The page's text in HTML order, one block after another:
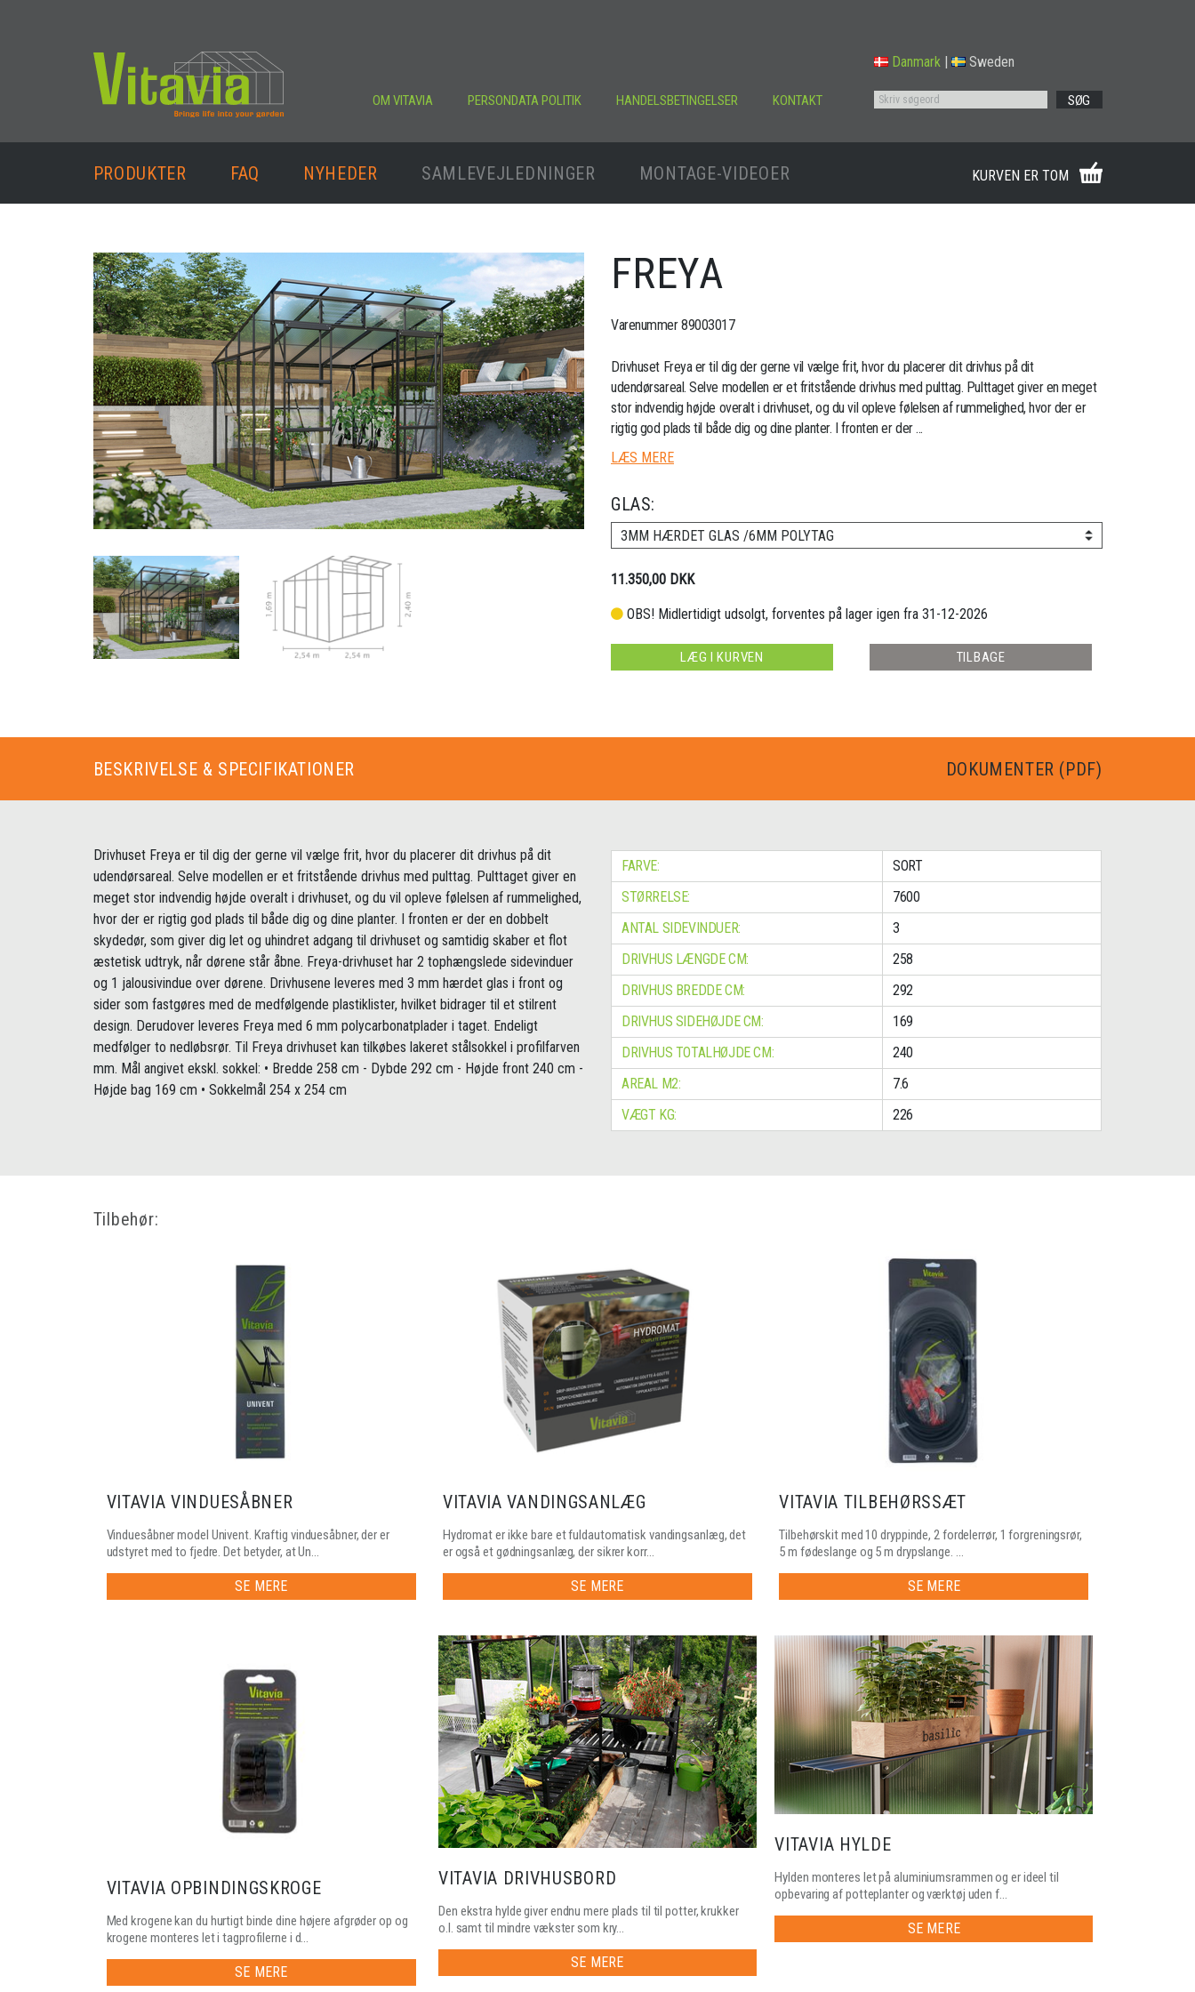
OM VITAVIA PERSONDATA POLITIK HANDELSBETINGELSER KONTAKT
Danmark | Sweden
SØG
PRODUKTER FAQ NYHEDER SAMLEVEJLEDNINGER MONTAGE-VIDEOER KURVEN ER TOM
FREYA
Varenummer 89003017
Drivhuset Freya er til dig der gerne vil vælge frit, hvor du placerer dit drivhus på dit
udendørsareal. Selve modellen er et fritstående drivhus med pulttag. Pulttaget giver en meget
stor indvendig højde overalt i drivhuset, og du vil opleve følelsen af rummelighed, hvor der er
rigtig god plads til både dig og dine planter. I fronten er der ...
LÆS MERE
GLAS:
3MM HÆRDET GLAS /6MM POLYTAG
11.350,00 DKK
OBS! Midlertidigt udsolgt, forventes på lager igen fra 31-12-2026
LÆG I KURVEN TILBAGE
BESKRIVELSE & SPECIFIKATIONER DOKUMENTER (PDF)
Drivhuset Freya er til dig der gerne vil vælge frit, hvor du placerer dit drivhus på dit
udendørsareal. Selve modellen er et fritstående drivhus med pulttag. Pulttaget giver en
meget stor indvendig højde overalt i drivhuset, og du vil opleve følelsen af rummelighed,
hvor der er rigtig god plads til både dig og dine planter. I fronten er der en dobbelt
skydedør, som giver dig let og uhindret adgang til drivhuset og samtidig skaber et flot
æstetisk udtryk, når dørene står åbne. Freya-drivhuset har 2 tophængslede sidevinduer
og 1 jalousivindue over dørene. Drivhusene leveres med 3 mm hærdet glas i front og
sider som fastgøres med de medfølgende plastiklister, hvilket bidrager til et stilrent
design. Derudover leveres Freya med 6 mm polycarbonatplader i taget. Endeligt
medfølger to nedløbsrør. Til Freya drivhuset kan tilkøbes lakeret stålsokkel i profilfarven
mm. Mål angivet ekskl. sokkel: • Bredde 258 cm - Dybde 292 cm - Højde front 240 cm -
Højde bag 169 cm • Sokkelmål 254 x 254 cm
FARVE:
SORT
STØRRELSE:
7600
ANTAL SIDEVINDUER:
3
DRIVHUS LÆNGDE CM:
258
DRIVHUS BREDDE CM:
292
DRIVHUS SIDEHØJDE CM:
169
DRIVHUS TOTALHØJDE CM:
240
AREAL M2:
7.6
VÆGT KG:
226
Tilbehør:
VITAVIA VINDUESÅBNER
Vinduesåbner model Univent. Kraftig vinduesåbner, der er
udstyret med to fjedre. Det betyder, at Un...
SE MERE
VITAVIA VANDINGSANLÆG
Hydromat er ikke bare et fuldautomatisk vandingsanlæg, det
er også et gødningsanlæg, der sikrer korr...
SE MERE
VITAVIA TILBEHØRSSÆT
Tilbehørskit med 10 dryppinde, 2 fordelerrør, 1 forgreningsrør,
5 m fødeslange og 5 m drypslange. ...
SE MERE
VITAVIA OPBINDINGSKROGE
Med krogene kan du hurtigt binde dine højere afgrøder op og
krogene monteres let i tagprofilerne i d...
SE MERE
VITAVIA DRIVHUSBORD
Den ekstra hylde giver endnu mere plads til til potter, krukker
o.l. samt til mindre vækster som kry...
SE MERE
VITAVIA HYLDE
Hylden monteres let på aluminiumsrammen og er ideel til
opbevaring af potteplanter og værktøj uden f...
SE MERE